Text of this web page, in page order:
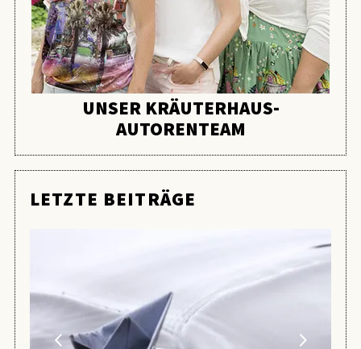
UNSER KRÄUTERHAUS-
AUTORENTEAM
LETZTE BEITRÄGE